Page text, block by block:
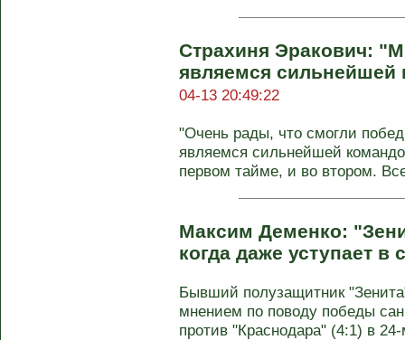
Страхиня Эракович:
являемся
04-13 20:49:22
"Очень рады, что смогли
являемся сильнейшей
первом тайме, и во втором.
Максим Деменко:
когда даже уступает в
Бывший полузащитник
мнением по поводу победы
против "Краснодара" (4:1) в